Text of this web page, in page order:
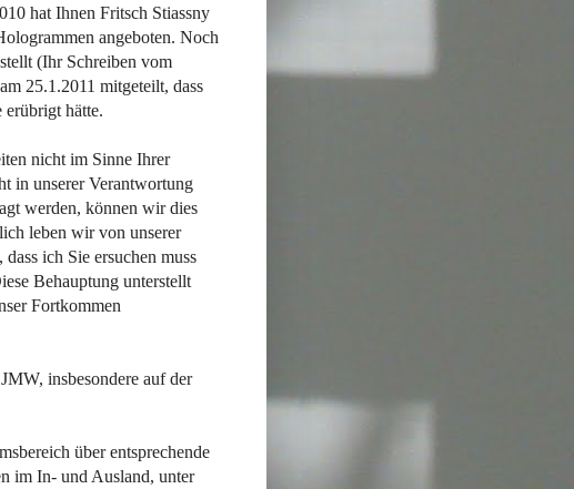
hat Ihnen Fritsch Stiassny
angeboten. Noch
(Ihr Schreiben vom
25.1.2011 mitgeteilt, dass
hätte.
nicht im Sinne Ihrer
in unserer Verantwortung
werden, können wir dies
leben wir von unserer
ich Sie ersuchen muss
Behauptung unterstellt
Fortkommen
insbesondere auf der
über entsprechende
im In- und Ausland, unter